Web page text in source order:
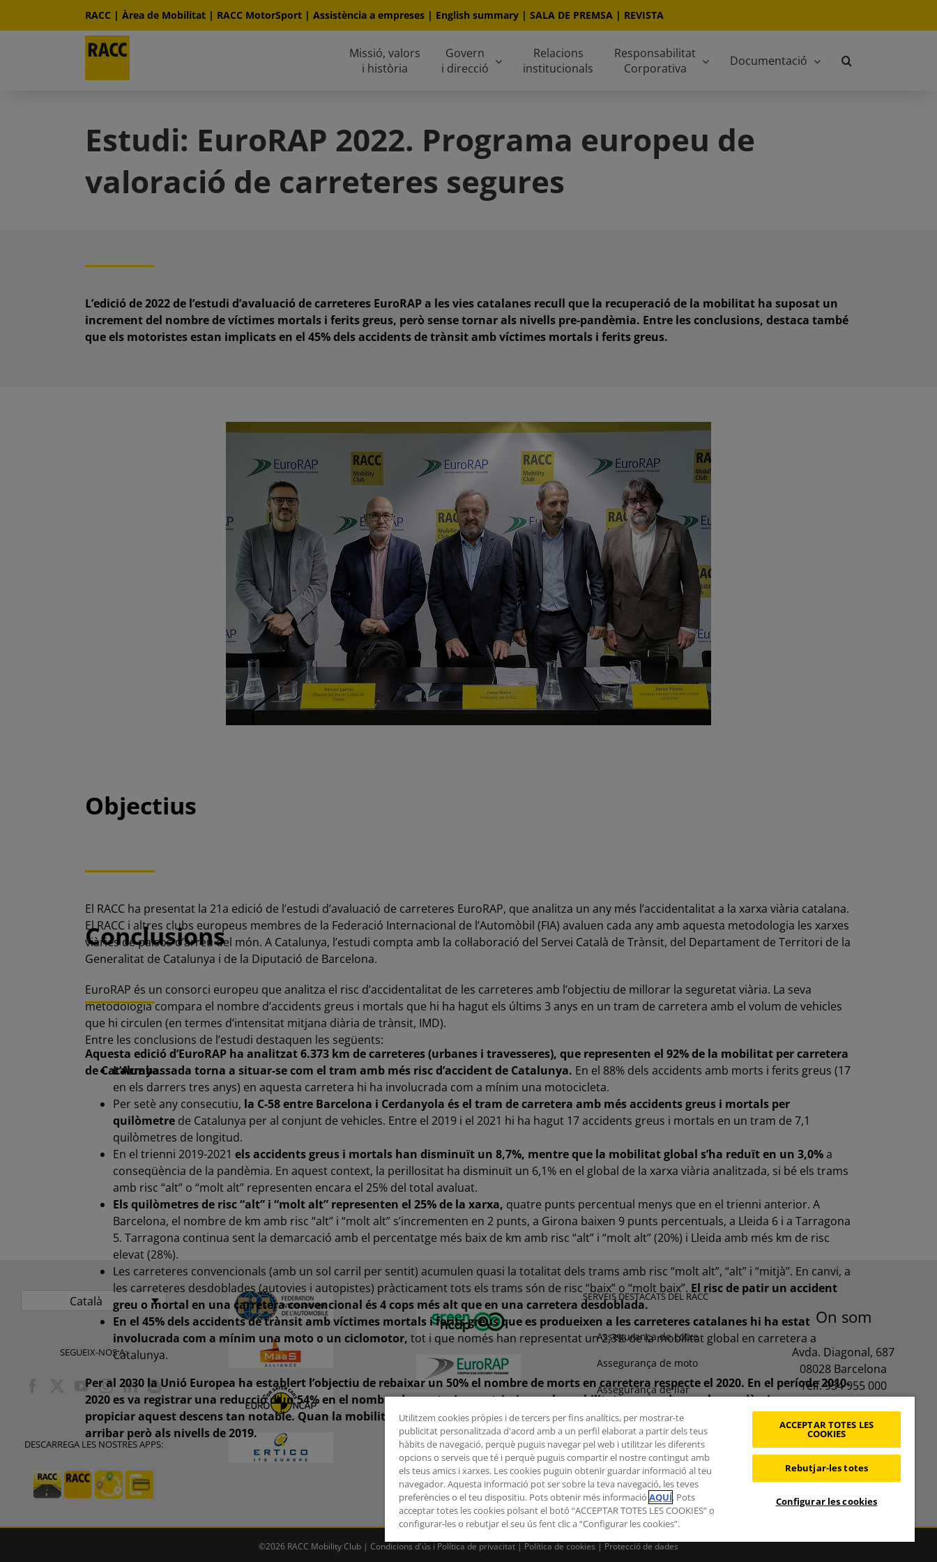
RACC | Àrea de Mobilitat | RACC MotorSport | Assistència a empreses | English summary | SALA DE PREMSA | REVISTA
Missió, valors
i història
Govern
i direcció
Relacions
institucionals
Responsabilitat
Corporativa
Documentació
Estudi: EuroRAP 2022. Programa europeu de
valoració de carreteres segures
L’edició de 2022 de l’estudi d’avaluació de carreteres EuroRAP a les vies catalanes recull que la recuperació de la mobilitat ha suposat un
increment del nombre de víctimes mortals i ferits greus, però sense tornar als nivells pre-pandèmia. Entre les conclusions, destaca també
que els motoristes estan implicats en el 45% dels accidents de trànsit amb víctimes mortals i ferits greus.
Objectius
El RACC ha presentat la 21a edició de l’estudi d’avaluació de carreteres EuroRAP, que analitza un any més l’accidentalitat a la xarxa viària catalana.
El RACC i altres clubs europeus membres de la Federació Internacional de l’Automòbil (FIA) avaluen cada any amb aquesta metodologia les xarxes
viàries de països d’arreu del món. A Catalunya, l’estudi compta amb la col·laboració del Servei Català de Trànsit, del Departament de Territori de la
Generalitat de Catalunya i de la Diputació de Barcelona.
EuroRAP és un consorci europeu que analitza el risc d’accidentalitat de les carreteres amb l’objectiu de millorar la seguretat viària. La seva
metodologia compara el nombre d’accidents greus i mortals que hi ha hagut els últims 3 anys en un tram de carretera amb el volum de vehicles
que hi circulen (en termes d’intensitat mitjana diària de trànsit, IMD).
Aquesta edició d’EuroRAP ha analitzat 6.373 km de carreteres (urbanes i travesseres), que representen el 92% de la mobilitat per carretera
de Catalunya.
Conclusions
Entre les conclusions de l’estudi destaquen les següents:
L’Arrabassada torna a situar-se com el tram amb més risc d’accident de Catalunya. En el 88% dels accidents amb morts i ferits greus (17
en els darrers tres anys) en aquesta carretera hi ha involucrada com a mínim una motocicleta.
Per setè any consecutiu, la C-58 entre Barcelona i Cerdanyola és el tram de carretera amb més accidents greus i mortals per
quilòmetrede Catalunya per al conjunt de vehicles. Entre el 2019 i el 2021 hi ha hagut 17 accidents greus i mortals en un tram de 7,1
quilòmetres de longitud.
En el trienni 2019-2021 els accidents greus i mortals han disminuït un 8,7%, mentre que la mobilitat global s’ha reduït en un 3,0%a
conseqüència de la pandèmia. En aquest context, la perillositat ha disminuït un 6,1% en el global de la xarxa viària analitzada, si bé els trams
amb risc “alt” o “molt alt” representen encara el 25% del total avaluat.
Els quilòmetres de risc “alt” i “molt alt” representen el 25% de la xarxa, quatre punts percentual menys que en el trienni anterior. A
Barcelona, el nombre de km amb risc “alt” i “molt alt” s’incrementen en 2 punts, a Girona baixen 9 punts percentuals, a Lleida 6 i a Tarragona
5. Tarragona continua sent la demarcació amb el percentatge més baix de km amb risc “alt” i “molt alt” (20%) i Lleida amb més km de risc
elevat (28%).
Les carreteres convencionals (amb un sol carril per sentit) acumulen quasi la totalitat dels trams amb risc “molt alt”, “alt” i “mitjà”. En canvi, a
les carreteres desdoblades (autovies i autopistes) pràcticament tots els trams són de risc “baix” o “molt baix”. El risc de patir un accident
greu o mortal en una carretera convencional és 4 cops més alt que en una carretera desdoblada.
En el 45% dels accidents de trànsit amb víctimes mortals i ferits greus que es produeixen a les carreteres catalanes hi ha estat
involucrada com a mínim una moto o un ciclomotor, tot i que només han representat un 2,3% de la mobilitat global en carretera a
Catalunya.
Per al 2030 la Unió Europea ha establert l’objectiu de rebaixar un 50% el nombre de morts en carretera respecte el 2020. En el període 2010-
2020 es va registrar una reducció d’un 54% en el nombre de morts. Les restriccions a la mobilitat provocades per la pandèmia van
propiciar aquest descens tan notable. Quan la mobilitat s’ha recuperat, el nombre de víctimes mortals s’ha tornat a incrementar, sense
arribar però als nivells de 2019.
Català
SEGUEIX-NOS A:
DESCARREGA LES NOSTRES APPS:
SERVEIS DESTACATS DEL RACC
Assegurança de cotxe
Assegurança de moto
Assegurança de llar
Assegurança de viatge
Assistència en patinet
On som
Avda. Diagonal, 687
08028 Barcelona
Telf. 934 955 000
Contacte
Oficines
©2026 RACC Mobility Club | Condicions d'ús i Política de privacitat | Política de cookies | Protecció de dades
Utilitzem cookies pròpies i de tercers per fins analítics, per mostrar-te
publicitat personalitzada d'acord amb a un perfil elaborat a partir dels teus
hàbits de navegació, perquè puguis navegar pel web i utilitzar les diferents
opcions o serveis que té i perquè puguis compartir el nostre contingut amb
els teus amics i xarxes. Les cookies puguin obtenir guardar informació al teu
navegador. Aquesta informació pot ser sobre la teva navegació, les teves
preferències o el teu dispositiu. Pots obtenir més informació AQUÍ. Pots
acceptar totes les cookies polsant el botó “ACCEPTAR TOTES LES COOKIES” o
configurar-les o rebutjar el seu ús fent clic a “Configurar les cookies”.
ACCEPTAR TOTES LES
COOKIES
Rebutjar-les totes
Configurar les cookies